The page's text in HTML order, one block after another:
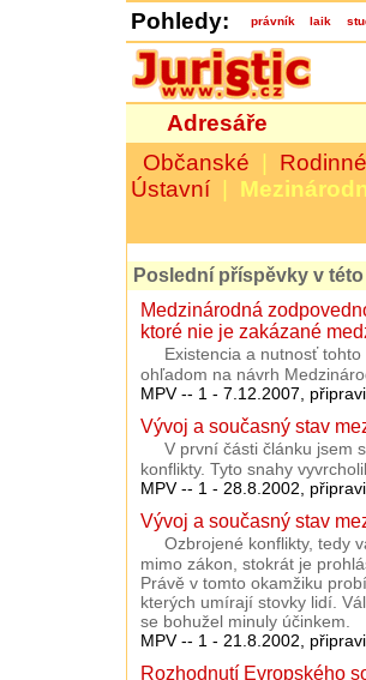
Pohledy: právník laik
Adresáře
Občanské Rodinné
Ústavní
Poslední příspěvky v
Medzinárodná
ktoré nie je zakázané
Existencia a nutnosť
ohľadom na návrh
MPV -- 1 - 7.12.2007,
Vývoj a současný stav
V první části článku jsem
konflikty. Tyto snahy
MPV -- 1 - 28.8.2002,
Vývoj a současný stav
Ozbrojené konflikty, tedy
mimo zákon, stokrát je
Právě v tomto okamžiku
kterých umírají stovky lidí.
se bohužel minuly účinkem.
MPV -- 1 - 21.8.2002,
Rozhodnutí Evropského